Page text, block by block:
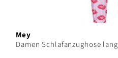
Mey
Damen Schlafanzughose lang